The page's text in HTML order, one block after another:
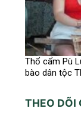
Thổ cẩm Pù
bào dân tộc
THEO DÕI